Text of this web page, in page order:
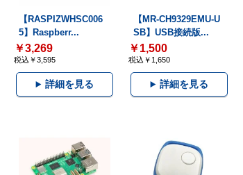
【RASPIZWHSC006
5】Raspberr...
￥3,269
税込￥3,595
詳細を見る
【MR-CH9329EMU-U
SB】USB接続版...
￥1,500
税込￥1,650
詳細を見る